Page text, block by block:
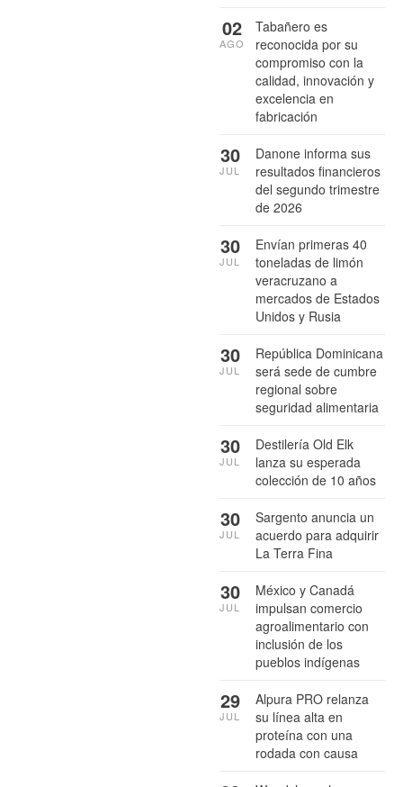
Tabañero es
reconocida por su
compromiso con la
calidad, innovación y
excelencia en
fabricación
02
AGO
Danone informa sus
resultados financieros
del segundo trimestre
de 2026
30
JUL
Envían primeras 40
toneladas de limón
veracruzano a
mercados de Estados
Unidos y Rusia
30
JUL
República Dominicana
será sede de cumbre
regional sobre
seguridad alimentaria
30
JUL
Destilería Old Elk
lanza su esperada
colección de 10 años
30
JUL
Sargento anuncia un
acuerdo para adquirir
La Terra Fina
30
JUL
México y Canadá
impulsan comercio
agroalimentario con
inclusión de los
pueblos indígenas
30
JUL
Alpura PRO relanza
su línea alta en
proteína con una
rodada con causa
29
JUL